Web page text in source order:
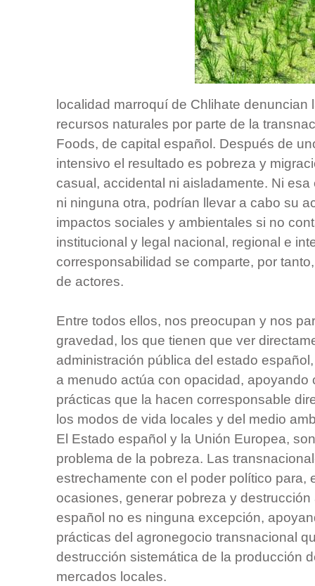
localidad marroquí de Chlihate denuncian
recursos naturales por parte de la
Foods, de capital español. Después de
intensivo el resultado es pobreza y
casual, accidental ni aisladamente. Ni
ni ninguna otra, podrían llevar a cabo su
impactos sociales y ambientales si no
institucional y legal nacional, regional e
corresponsabilidad se comparte, por
de actores.
Entre todos ellos, nos preocupan y nos
gravedad, los que tienen que ver
administración pública del estado
a menudo actúa con opacidad, apoyando
prácticas que la hacen corresponsable
los modos de vida locales y del medio
El Estado español y la Unión Europea,
problema de la pobreza. Las
estrechamente con el poder político para,
ocasiones, generar pobreza y
español no es ninguna excepción,
prácticas del agronegocio transnacional
destrucción sistemática de la producción
mercados locales.